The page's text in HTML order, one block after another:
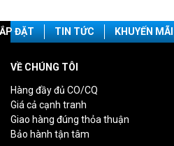
ĐẶT TIN TỨC KHUYẾN MÃI
VỀ CHÚNG TÔI
Hàng đầy đủ CO/CQ
Giá cả cạnh tranh
Giao hàng đúng thỏa thuận
Bảo hành tận tâm